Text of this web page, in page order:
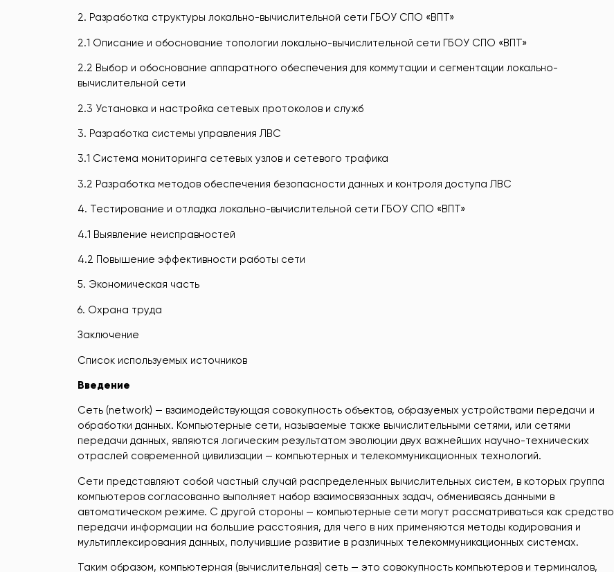
2. Разработка структуры локально-вычислительной сети ГБОУ СПО «ВПТ»
2.1 Описание и обоснование топологии локально-вычислительной сети ГБОУ СПО «ВПТ»
2.2 Выбор и обоснование аппаратного обеспечения для коммутации и сегментации локально-
вычислительной сети
2.3 Установка и настройка сетевых протоколов и служб
3. Разработка системы управления ЛВС
3.1 Система мониторинга сетевых узлов и сетевого трафика
3.2 Разработка методов обеспечения безопасности данных и контроля доступа ЛВС
4. Тестирование и отладка локально-вычислительной сети ГБОУ СПО «ВПТ»
4.1 Выявление неисправностей
4.2 Повышение эффективности работы сети
5. Экономическая часть
6. Охрана труда
Заключение
Список используемых источников
Введение
Сеть (network) — взаимодействующая совокупность объектов, образуемых устройствами передачи и
обработки данных. Компьютерные сети, называемые также вычислительными сетями, или сетями
передачи данных, являются логическим результатом эволюции двух важнейших научно-технических
отраслей современной цивилизации — компьютерных и телекоммуникационных технологий.
Сети представляют собой частный случай распределенных вычислительных систем, в которых группа
компьютеров согласованно выполняет набор взаимосвязанных задач, обмениваясь данными в
автоматическом режиме. С другой стороны — компьютерные сети могут рассматриваться как средство
передачи информации на большие расстояния, для чего в них применяются методы кодирования и
мультиплексирования данных, получившие развитие в различных телекоммуникационных системах.
Таким образом, компьютерная (вычислительная) сеть — это совокупность компьютеров и терминалов,